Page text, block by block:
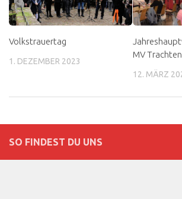
Volkstrauertag
1. DEZEMBER 2023
MV
12. MÄRZ
SO FINDEST DU UNS